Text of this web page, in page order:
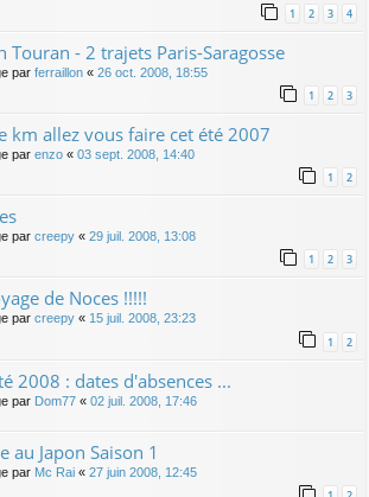
1 2 3 4
Touran - 2 trajets Paris-Saragosse
par ferraillon « 26 oct. 2008, 18:55
1 2 3
km allez vous faire cet été 2007
par enzo « 03 sept. 2008, 14:40
1 2
par creepy « 29 juil. 2008, 13:08
1 2 3
de Noces !!!!!
par creepy « 15 juil. 2008, 23:23
1 2
2008 : dates d'absences ...
par Dom77 « 02 juil. 2008, 17:46
au Japon Saison 1
par Mc Rai « 27 juin 2008, 12:45